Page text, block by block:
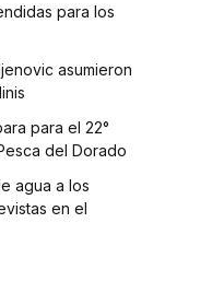
para los
asumieron
para el 22°
del Dorado
agua a los
en el